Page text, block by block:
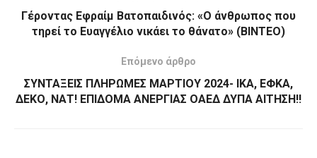
Γέροντας Εφραίμ Βατοπαιδινός: «Ο άνθρωπος που
τηρεί το Ευαγγέλιο νικάει το θάνατο» (ΒΙΝΤΕΟ)
Επόμενο άρθρο
ΣΥΝΤΑΞΕΙΣ ΠΛΗΡΩΜΕΣ ΜΑΡΤΙΟΥ 2024- ΙΚΑ, ΕΦΚΑ,
ΔΕΚΟ, ΝΑΤ! ΕΠΙΔΟΜΑ ΑΝΕΡΓΙΑΣ ΟΑΕΔ ΔΥΠΑ ΑΙΤΗΣΗ!!